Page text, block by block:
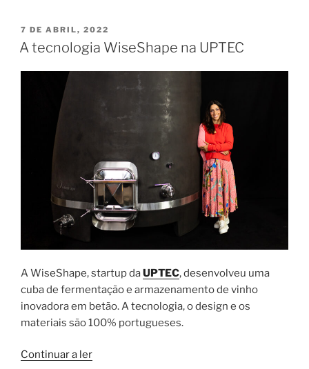
da
cuba
PUBLICADO
EM
7 DE ABRIL, 2022
A tecnologia WiseShape na UPTEC
A WiseShape, startup daUPTEC, desenvolveu uma
cuba de fermentação e armazenamento de vinho
inovadora em betão. A tecnologia, o design e os
materiais são 100% portugueses.
Continuar a ler“A